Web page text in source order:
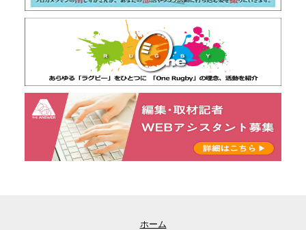
ホーム